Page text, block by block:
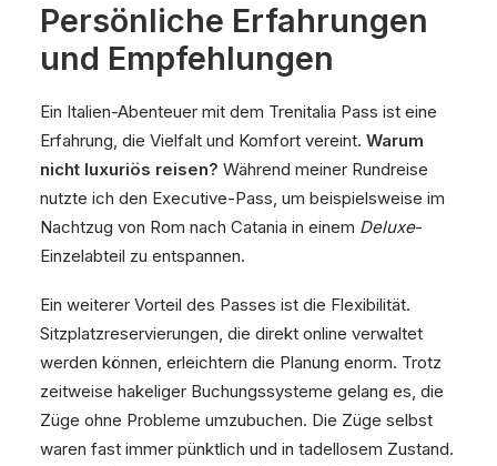
Persönliche Erfahrungen
und Empfehlungen
Ein Italien-Abenteuer mit dem Trenitalia Pass ist eine
Erfahrung, die Vielfalt und Komfort vereint. Warum
nicht luxuriös reisen? Während meiner Rundreise
nutzte ich den Executive-Pass, um beispielsweise im
Nachtzug von Rom nach Catania in einem Deluxe-
Einzelabteil zu entspannen.
Ein weiterer Vorteil des Passes ist die Flexibilität.
Sitzplatzreservierungen, die direkt online verwaltet
werden können, erleichtern die Planung enorm. Trotz
zeitweise hakeliger Buchungssysteme gelang es, die
Züge ohne Probleme umzubuchen. Die Züge selbst
waren fast immer pünktlich und in tadellosem Zustand.